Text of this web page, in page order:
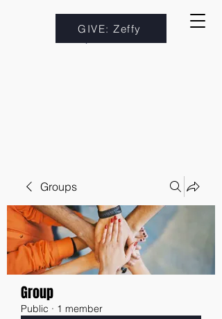
GIVE: Zeffy
Groups
Group
Public · 1 member